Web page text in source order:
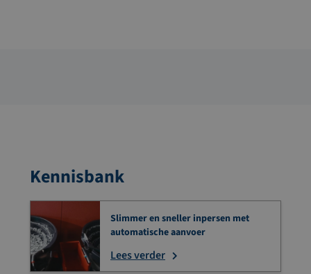
Kennisbank
Slimmer en sneller inpersen met
automatische aanvoer
Lees verder